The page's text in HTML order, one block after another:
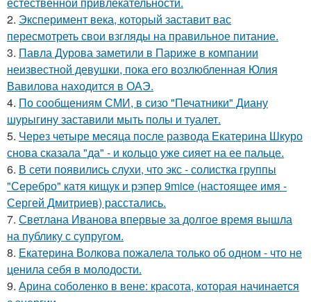
2. Эксперимент века, который заставит вас
пересмотреть свои взгляды на правильное питание.
3. Павла Дурова заметили в Париже в компании
неизвестной девушки, пока его возлюбленная Юлия
Вавилова находится в ОАЭ.
4. По сообщениям СМИ, в сизо "Печатники" Диану
шурыгину заставили мыть полы и туалет.
5. Через четыре месяца после развода Екатерина Шкуро
снова сказала "да" - и кольцо уже сияет на ее пальце.
6. В сети появились слухи, что экс - солистка группы
"Серебро" катя кищук и рэпер 9mice (настоящее имя -
Сергей Дмитриев) расстались.
7. Светлана Иванова впервые за долгое время вышла
на публику с супругом.
8. Екатерина Волкова пожалела только об одном - что не
ценила себя в молодости.
9. Арина соболенко в вене: красота, которая начинается